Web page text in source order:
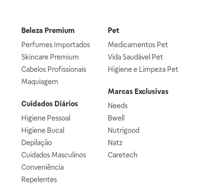
Beleza Premium
Perfumes Importados
Skincare Premium
Cabelos Profissionais
Maquiagem
Cuidados Diários
Higiene Pessoal
Higiene Bucal
Depilação
Cuidados Masculinos
Conveniência
Repelentes
Pet
Medicamentos Pet
Vida Saudável Pet
Higiene e Limpeza Pet
Marcas Exclusivas
Needs
Bwell
Nutrigood
Natz
Caretech